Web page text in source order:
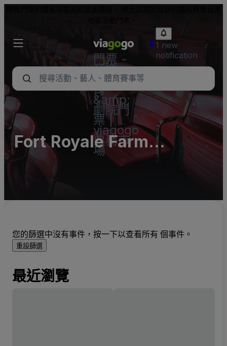
門票 -
音樂
會、體
育
&amp;
劇院門
票 |
viagogo
票務市
場
1 new
notification
Fort Royale Farm
Parking Lots (InActive)
您的篩選中沒有事件，按一下以查看所有 個事件。
重設篩選
最近瀏覽